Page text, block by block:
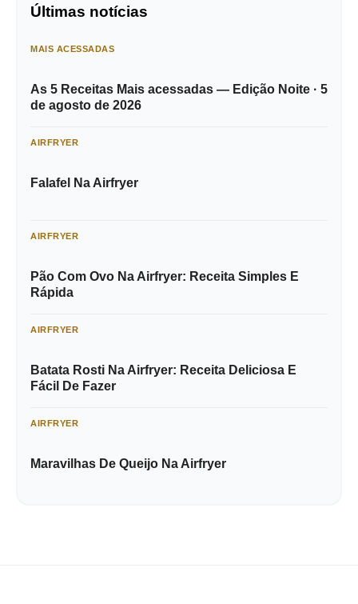
Últimas notícias
MAIS ACESSADAS
As 5 Receitas Mais acessadas — Edição Noite · 5
de agosto de 2026
AIRFRYER
Falafel Na Airfryer
AIRFRYER
Pão Com Ovo Na Airfryer: Receita Simples E
Rápida
AIRFRYER
Batata Rosti Na Airfryer: Receita Deliciosa E
Fácil De Fazer
AIRFRYER
Maravilhas De Queijo Na Airfryer